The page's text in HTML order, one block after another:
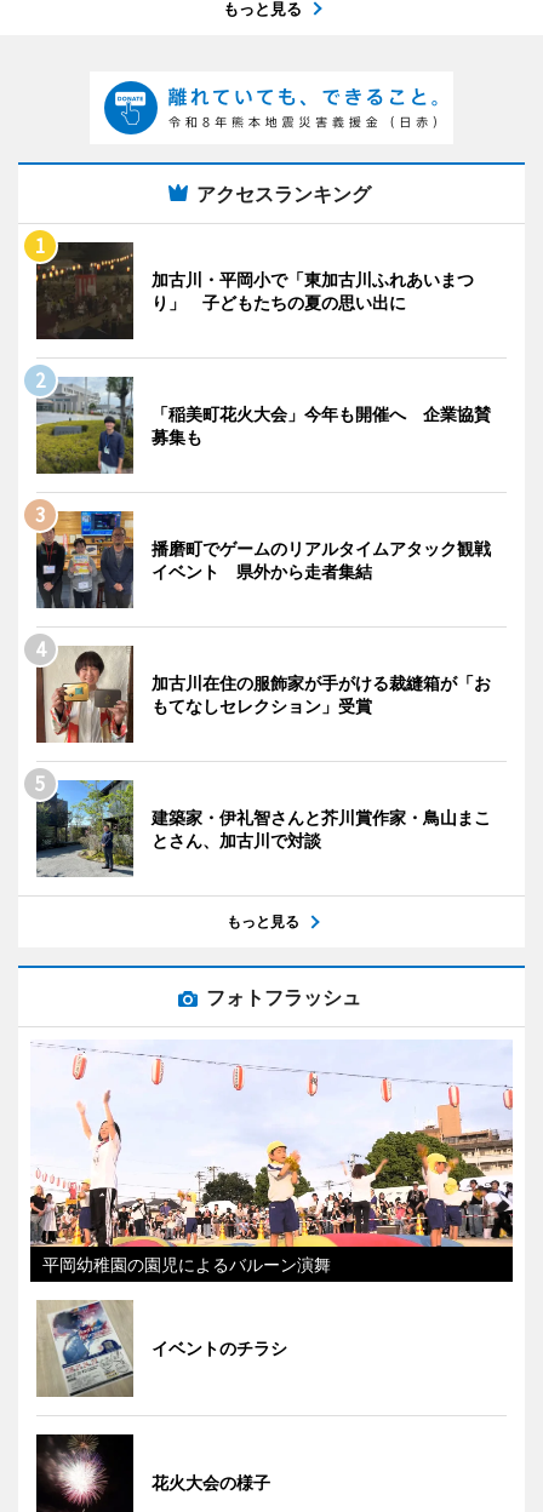
もっと見る
アクセスランキング
加古川・平岡小で「東加古川ふれあいまつ
り」 子どもたちの夏の思い出に
「稲美町花火大会」今年も開催へ 企業協賛
募集も
播磨町でゲームのリアルタイムアタック観戦
イベント 県外から走者集結
加古川在住の服飾家が手がける裁縫箱が「お
もてなしセレクション」受賞
建築家・伊礼智さんと芥川賞作家・鳥山まこ
とさん、加古川で対談
もっと見る
フォトフラッシュ
平岡幼稚園の園児によるバルーン演舞
イベントのチラシ
花火大会の様子